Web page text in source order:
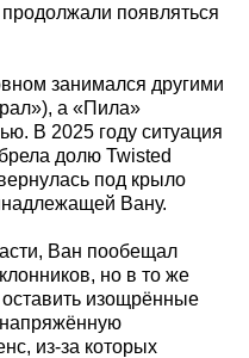
появляться
занимался другими
а «Пила»
В 2025 году ситуация
долю Twisted
под крыло
Вану.
Ван пообещал
но в то же
изощрённые
из-за которых